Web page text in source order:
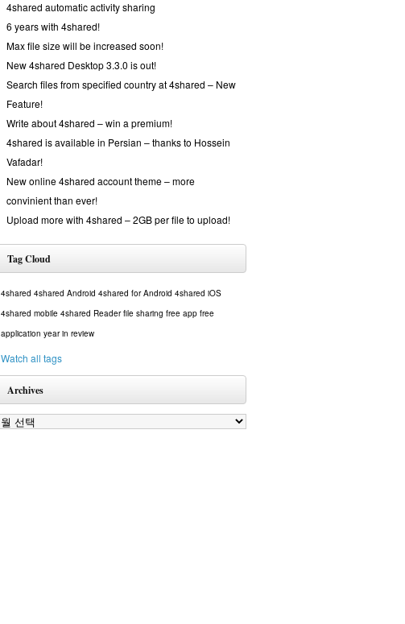
4shared automatic activity sharing
6 years with 4shared!
Max file size will be increased soon!
New 4shared Desktop 3.3.0 is out!
Search files from specified country at 4shared – New
Feature!
Write about 4shared – win a premium!
4shared is available in Persian – thanks to Hossein
Vafadar!
New online 4shared account theme – more
convinient than ever!
Upload more with 4shared – 2GB per file to upload!
Tag Cloud
4shared 4shared Android 4shared for Android 4shared iOS
4shared mobile 4shared Reader file sharing free app free
application year in review
Watch all tags
Archives